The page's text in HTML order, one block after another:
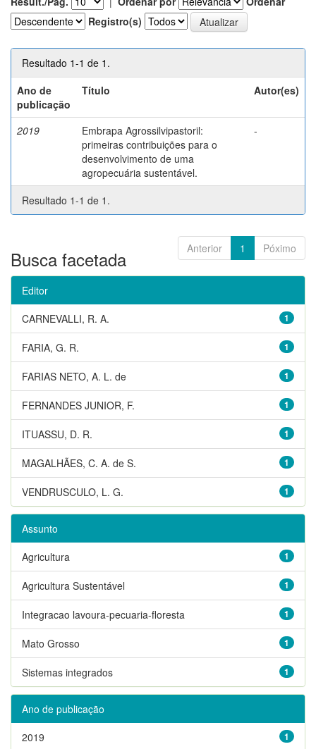
Registro(s)
Resultado 1-1 de 1.
Ano de
publicação
Título Autor(es)
2019
Embrapa Agrossilvipastoril:
primeiras contribuições para o
desenvolvimento de uma
agropecuária sustentável.
-
Resultado 1-1 de 1.
Anterior 1 Póximo
Busca facetada
Editor
1
CARNEVALLI, R. A.
1
FARIA, G. R.
1
FARIAS NETO, A. L. de
1
FERNANDES JUNIOR, F.
1
ITUASSU, D. R.
1
MAGALHÃES, C. A. de S.
1
VENDRUSCULO, L. G.
Assunto
1
Agricultura
1
Agricultura Sustentável
1
Integracao lavoura-pecuaria-floresta
1
Mato Grosso
1
Sistemas integrados
Ano de publicação
1
2019